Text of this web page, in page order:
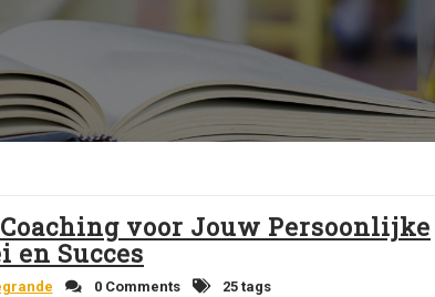
voor Jouw Persoonlijke
en Succes
0 Comments 25 tags